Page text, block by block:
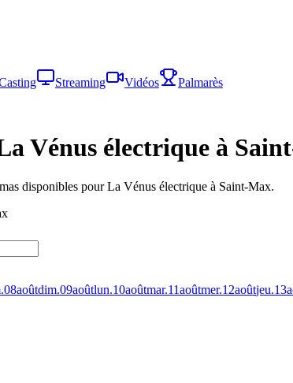
Streaming Vidéos
Palmarès
Vénus électrique à
disponibles pour La Vénus électrique à Saint-Max.
08aoûtdim.09aoûtlun.10aoûtmar.11aoûtmer.12aoûtjeu.13